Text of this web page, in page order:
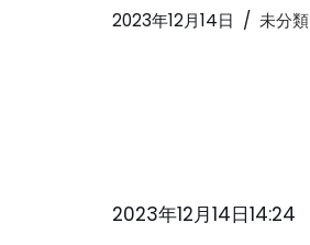
2023年12月14日 未分類
2023年12月14日14:24